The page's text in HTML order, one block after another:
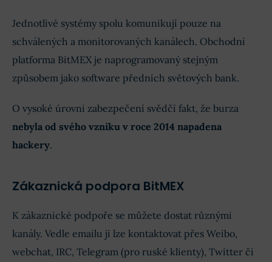
Jednotlivé systémy spolu komunikují pouze na
schválených a monitorovaných kanálech. Obchodní
platforma BitMEX je naprogramovaný stejným
způsobem jako software předních světových bank.
O vysoké úrovni zabezpečení svědčí fakt, že burza
nebyla od svého vzniku v roce 2014 napadena
hackery.
Zákaznická podpora BitMEX
K zákaznické podpoře se můžete dostat různými
kanály. Vedle emailu ji lze kontaktovat přes Weibo,
webchat, IRC, Telegram (pro ruské klienty), Twitter či